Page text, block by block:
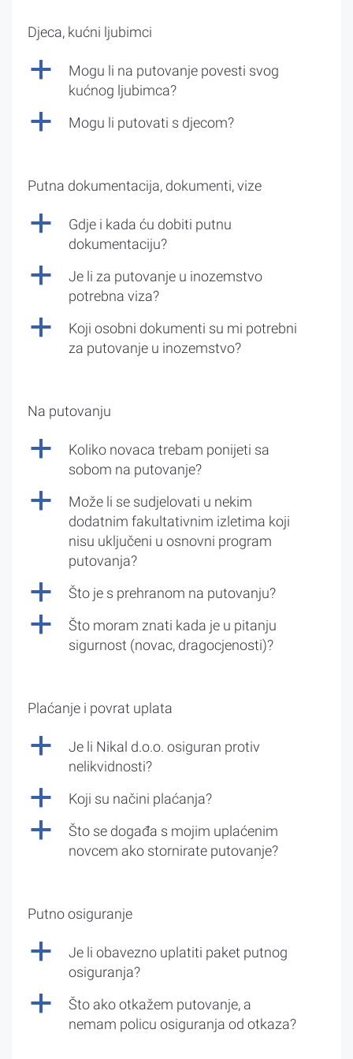
Djeca, kućni ljubimci
a
Mogu li na putovanje povesti svog
kućnog ljubimca?
a Mogu li putovati s djecom?
Putna dokumentacija, dokumenti, vize
a
Gdje i kada ću dobiti putnu
dokumentaciju?
a
Je li za putovanje u inozemstvo
potrebna viza?
a
Koji osobni dokumenti su mi potrebni
za putovanje u inozemstvo?
Na putovanju
a
Koliko novaca trebam ponijeti sa
sobom na putovanje?
a
Može li se sudjelovati u nekim
dodatnim fakultativnim izletima koji
nisu uključeni u osnovni program
putovanja?
a Što je s prehranom na putovanju?
a
Što moram znati kada je u pitanju
sigurnost (novac, dragocjenosti)?
Plaćanje i povrat uplata
a
Je li Nikal d.o.o. osiguran protiv
nelikvidnosti?
a Koji su načini plaćanja?
a
Što se događa s mojim uplaćenim
novcem ako stornirate putovanje?
Putno osiguranje
a
Je li obavezno uplatiti paket putnog
osiguranja?
a
Što ako otkažem putovanje, a
nemam policu osiguranja od otkaza?